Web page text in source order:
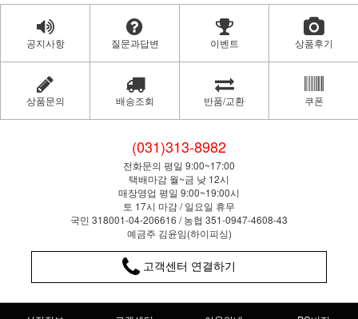
공지사항 질문과답변 이벤트 상품후기
상품문의 배송조회 반품/교환 쿠폰
(031)313-8982
전화문의 평일 9:00~17:00
택배마감 월~금 낮 12시
매장영업 평일 9:00~19:00시
토 17시 마감 / 일요일 휴무
국민 318001-04-206616 / 농협 351-0947-4608-43
예금주 김윤임(하이피싱)
고객센터 연결하기